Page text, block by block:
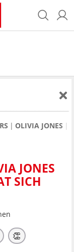
OLIVIA JONES
JONES
SICH
👏